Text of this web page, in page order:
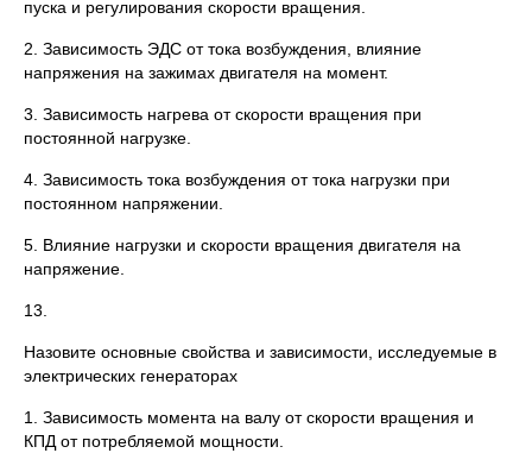
пуска и регулирования скорости вращения.
2. Зависимость ЭДС от тока возбуждения, влияние
напряжения на зажимах двигателя на момент.
3. Зависимость нагрева от скорости вращения при
постоянной нагрузке.
4. Зависимость тока возбуждения от тока нагрузки при
постоянном напряжении.
5. Влияние нагрузки и скорости вращения двигателя на
напряжение.
13.
Назовите основные свойства и зависимости, исследуемые в
электрических генераторах
1. Зависимость момента на валу от скорости вращения и
КПД от потребляемой мощности.